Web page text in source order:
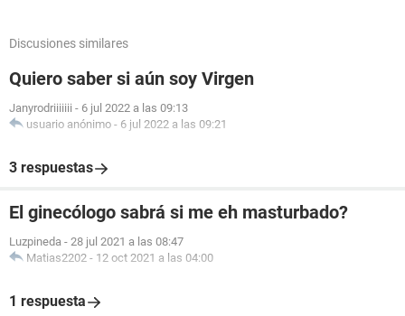
Discusiones similares
Quiero saber si aún soy Virgen
Janyrodriiiiiii - 6 jul 2022 a las 09:13
usuario anónimo - 6 jul 2022 a las 09:21
3 respuestas
El ginecólogo sabrá si me eh masturbado?
Luzpineda - 28 jul 2021 a las 08:47
Matias2202 - 12 oct 2021 a las 04:00
1 respuesta